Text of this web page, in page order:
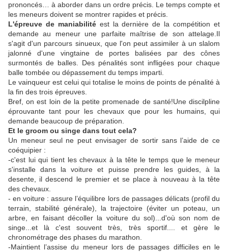
prononcés… à aborder dans un ordre précis. Le temps compte et
les meneurs doivent se montrer rapides et précis.
L'épreuve de maniabilitéest la dernière de la compétition et
demande au meneur une parfaite maîtrise de son attelage.Il
s'agit d'un parcours sinueux, que l'on peut assimiler à un slalom
jalonné d'une vingtaine de portes balisées par des cônes
surmontés de balles. Des pénalités sont infligées pour chaque
balle tombée ou dépassement du temps imparti.
Le vainqueur est celui qui totalise le moins de points de pénalité à
la fin des trois épreuves.
Bref, on est loin de la petite promenade de santé!Une discilpline
éprouvante tant pour les chevaux que pour les humains, qui
demande beaucoup de préparation.
Et le groom ou singe dans tout cela?
Un meneur seul ne peut envisager de sortir sans l’aide de ce
coéquipier :
-c'est lui qui tient les chevaux à la tête le temps que le meneur
s'installe dans la voiture et puisse prendre les guides, à la
desente, il descend le premier et se place à nouveau à la tête
des chevaux.
- en voiture : assure l’équilibre lors de passages délicats (profil du
terrain, stabilité générale), la trajectoire (éviter un poteau, un
arbre, en faisant décoller la voiture du sol)...d'où son nom de
singe...et là c'est souvent très, très sportif.... et gère le
chronométrage des phases du marathon.
-Maintient l’assise du meneur lors de passages difficiles en le